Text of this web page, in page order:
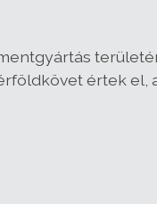
értek